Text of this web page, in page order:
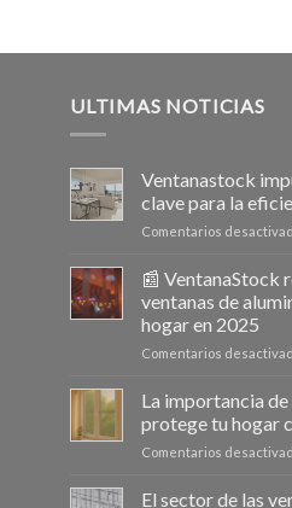
ULTIMAS NOTICIAS
Ventanastock
clave para la
Comentarios
📰 VentanaStock
ventanas de
hogar en 2025
Comentarios
La importancia de
protege tu hogar
Comentarios
El sector de las